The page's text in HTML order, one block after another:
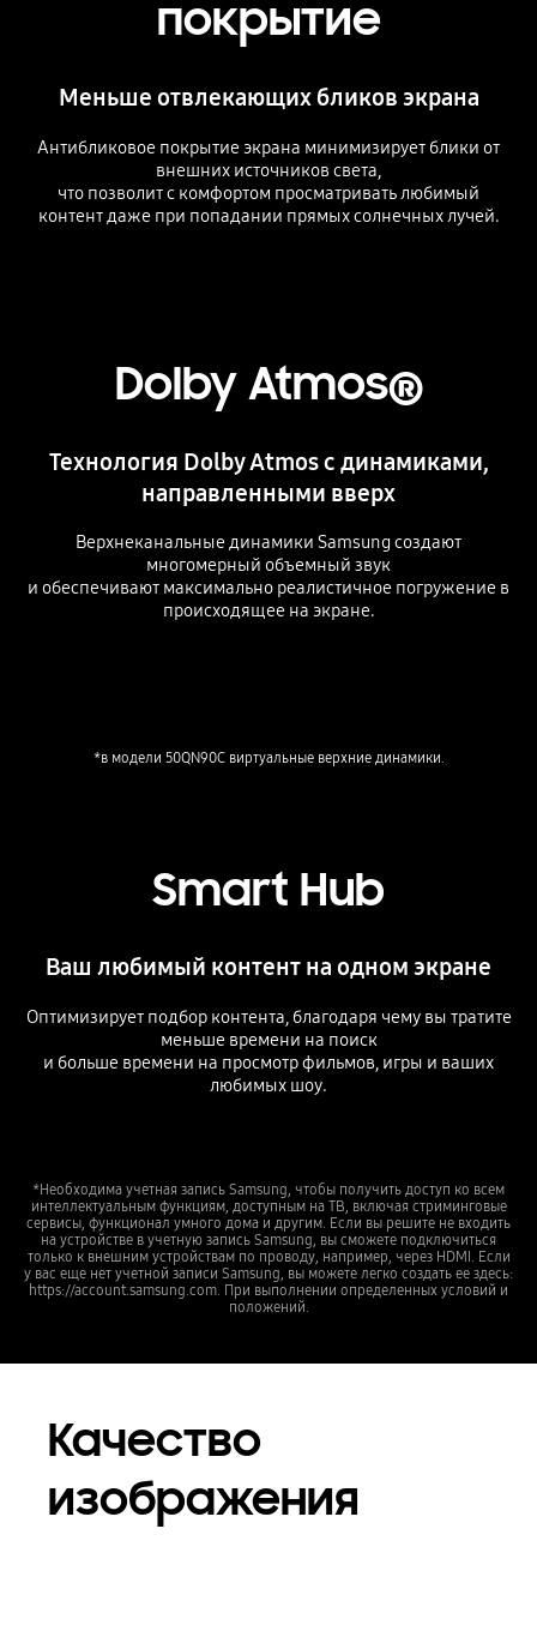
покрытие
Меньше отвлекающих бликов экрана
Антибликовое покрытие экрана минимизирует блики от
внешних источников света,
что позволит с комфортом просматривать любимый
контент даже при попадании прямых солнечных лучей.
Dolby Atmos®
Технология Dolby Atmos с динамиками,
направленными вверх
Верхнеканальные динамики Samsung создают
многомерный объемный звук
и обеспечивают максимально реалистичное погружение в
происходящее на экране.
*в модели 50QN90C виртуальные верхние динамики.
Smart Hub
Ваш любимый контент на одном экране
Оптимизирует подбор контента, благодаря чему вы тратите
меньше времени на поиск
и больше времени на просмотр фильмов, игры и ваших
любимых шоу.
*Необходима учетная запись Samsung, чтобы получить доступ ко всем
интеллектуальным функциям, доступным на ТВ, включая стриминговые
сервисы, функционал умного дома и другим. Если вы решите не входить
на устройстве в учетную запись Samsung, вы сможете подключиться
только к внешним устройствам по проводу, например, через HDMI. Если
у вас еще нет учетной записи Samsung, вы можете легко создать ее здесь:
https://account.samsung.com. При выполнении определенных условий и
положений.
Качество
изображения